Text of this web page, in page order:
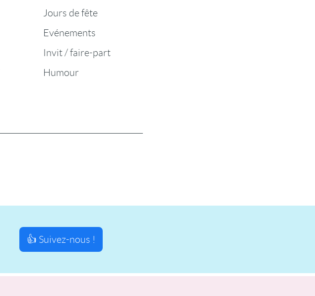
Jours de fête
Evénements
Invit / faire-part
Humour
👍 Suivez-nous !